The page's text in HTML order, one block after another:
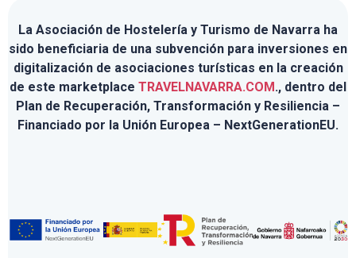
La Asociación de Hostelería y Turismo de Navarra ha
sido beneficiaria de una subvención para inversiones en
digitalización de asociaciones turísticas en la creación
de este marketplace TRAVELNAVARRA.COM ., dentro del
Plan de Recuperación, Transformación y Resiliencia –
Financiado por la Unión Europea – NextGenerationEU.